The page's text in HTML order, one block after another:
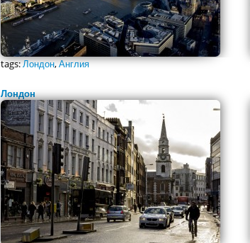
tags:Лондон,Англия
Лондон